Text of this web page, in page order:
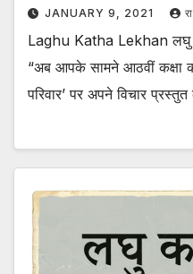
JANUARY 9, 2021
Laghu Katha Lekhan लघु
“अब आपके सामने आठवीं कक्षा
परिवार’ पर अपने विचार